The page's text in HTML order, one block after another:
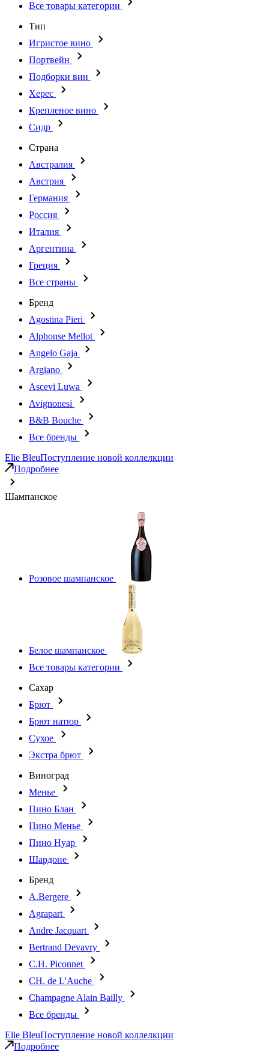
Все товары категории
Тип
Игристое вино
Портвейн
Подборки вин
Херес
Крепленое вино
Сидр
Страна
Австралия
Австрия
Германия
Россия
Италия
Аргентина
Греция
Все страны
Бренд
Agostina Pieri
Alphonse Mellot
Angelo Gaja
Argiano
Ascevi Luwa
Avignonesi
B&B Bouche
Все бренды
Elie BleuПоступление новой коллелкции
Подробнее
Шампанское
Розовое шампанское
Белое шампанское
Все товары категории
Сахар
Брют
Брют натюр
Сухое
Экстра брют
Виноград
Менье
Пино Блан
Пино Менье
Пино Нуар
Шардоне
Бренд
A.Bergere
Agrapart
Andre Jacquart
Bertrand Devavry
C.H. Piconnet
CH. de L'Auche
Champagne Alain Bailly
Все бренды
Elie BleuПоступление новой коллелкции
Подробнее